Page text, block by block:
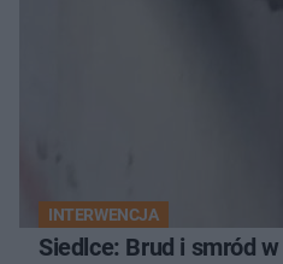
INTERWENCJA
Siedlce: Brud i smród